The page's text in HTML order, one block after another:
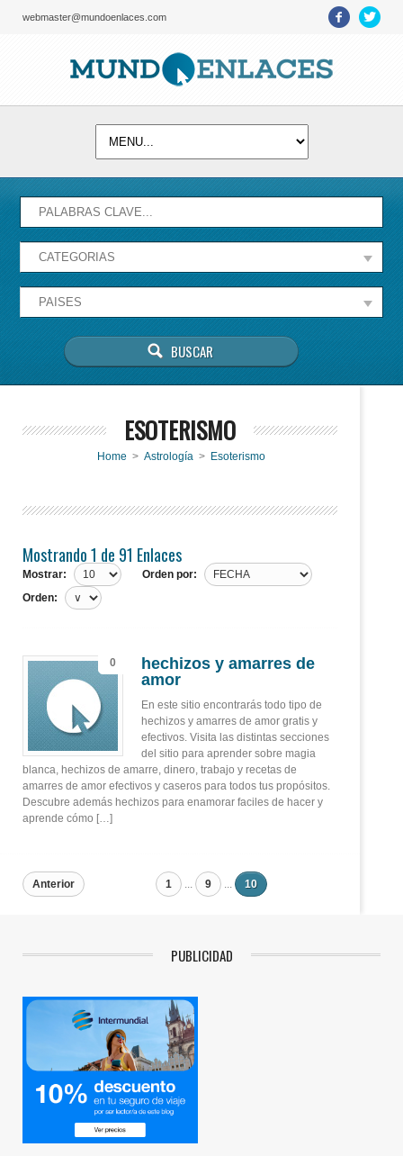
webmaster@mundoenlaces.com
correctamente.
ESOTERISMO
Home > Astrología > Esoterismo
Mostrando 1 de 91 Enlaces
Mostrar:
Orden por:
Orden:
0
hechizos y amarres de
amor
En este sitio encontrarás todo tipo de
hechizos y amarres de amor gratis y
efectivos. Visita las distintas secciones
del sitio para aprender sobre magia
blanca, hechizos de amarre, dinero, trabajo y recetas de
amarres de amor efectivos y caseros para todos tus propósitos.
Descubre además hechizos para enamorar faciles de hacer y
aprende cómo […]
Anterior 1 ... 9 ... 10
PUBLICIDAD